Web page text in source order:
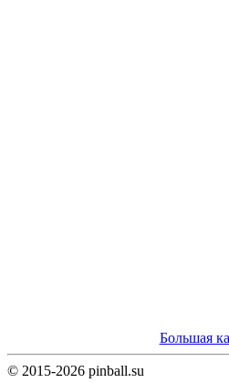
Большая
© 2015-2026 pinball.su